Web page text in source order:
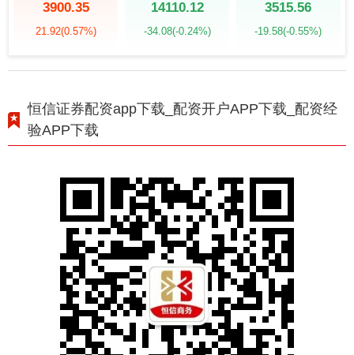
3900.35
21.92(0.57%)
14110.12
-34.08(-0.24%)
3515.56
-19.58(-0.55%)
恒信证券配资app下载_配资开户APP下载_配资经
验APP下载